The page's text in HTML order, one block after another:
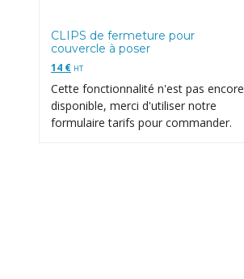
CLIPS de fermeture pour
couvercle à poser
14 € HT
Cette fonctionnalité n'est pas encore
disponible, merci d'utiliser notre
formulaire tarifs pour commander.